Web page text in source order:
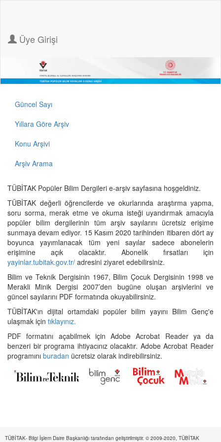
Üye Girişi
Güncel Sayı
Yıllara Göre Arşiv
Konu Arşivi
Arşiv Arama
TÜBİTAK Popüler Bilim Dergileri e-arşiv sayfasına hoşgeldiniz.
TÜBİTAK değerli öğrencilerde ve okurlarında araştırma yapma,
soru sorma, merak etme ve okuma isteği uyandırmak amacıyla
popüler bilim dergilerinin tüm arşiv sayılarını ücretsiz erişime
sunmaya devam ediyor. 15 Kasım 2020 tarihinden itibaren dört ay
boyunca yayımlanacak tüm yeni sayılar sadece abonelerin
erişimine açık olacaktır. Abonelik fırsatları için
yayinlar.tubitak.gov.tr/ adresini ziyaret edebilirsiniz.
Bilim ve Teknik Dergisinin 1967, Bilim Çocuk Dergisinin 1998 ve
Merakli Minik Dergisi 2007’den bugüne oluşan arşivlerini ve
güncel sayılarını PDF formatında okuyabilirsiniz.
TÜBİTAK'ın dijital ortamdaki popüler bilim yayını Bilim Genç'e
ulaşmak için tıklayınız.
PDF formatını açabilmek için Adobe Acrobat Reader ya da
benzeri bir programa ihtiyacınız olacaktır. Adobe Acrobat Reader
programını buradan ücretsiz olarak indirebilirsiniz.
TÜBİTAK- Bilgi İşlem Daire Başkanlığı tarafından geliştirilmiştir. © 2009-2020, TÜBİTAK